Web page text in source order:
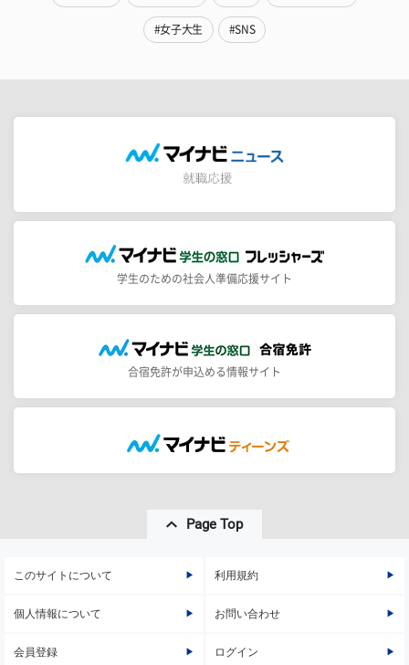
#女子大生 #SNS
学生のための社会人準備応援サイト
合宿免許が申込める情報サイト
Page Top
このサイトについて 利用規約
個人情報について お問い合わせ
会員登録 ログイン